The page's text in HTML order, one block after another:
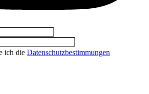
ich die Datenschutzbestimmungen